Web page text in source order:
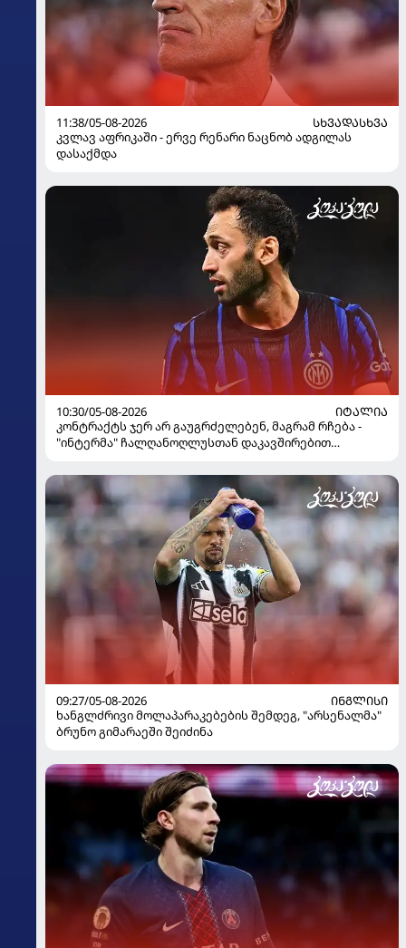
11:38/05-08-2026
ᲡᲮᲕᲐᲓᲐᲡᲮᲕᲐ
კვლავ აფრიკაში - ერვე რენარი ნაცნობ ადგილას
დასაქმდა
10:30/05-08-2026
ᲘᲢᲐᲚᲘᲐ
კონტრაქტს ჯერ არ გაუგრძელებენ, მაგრამ რჩება -
"ინტერმა" ჩალღანოღლუსთან დაკავშირებით
09:27/05-08-2026
ᲘᲜᲒᲚᲘᲡᲘ
ხანგლძრივი მოლაპარაკებების შემდეგ, "არსენალმა"
ბრუნო გიმარაეში შეიძინა